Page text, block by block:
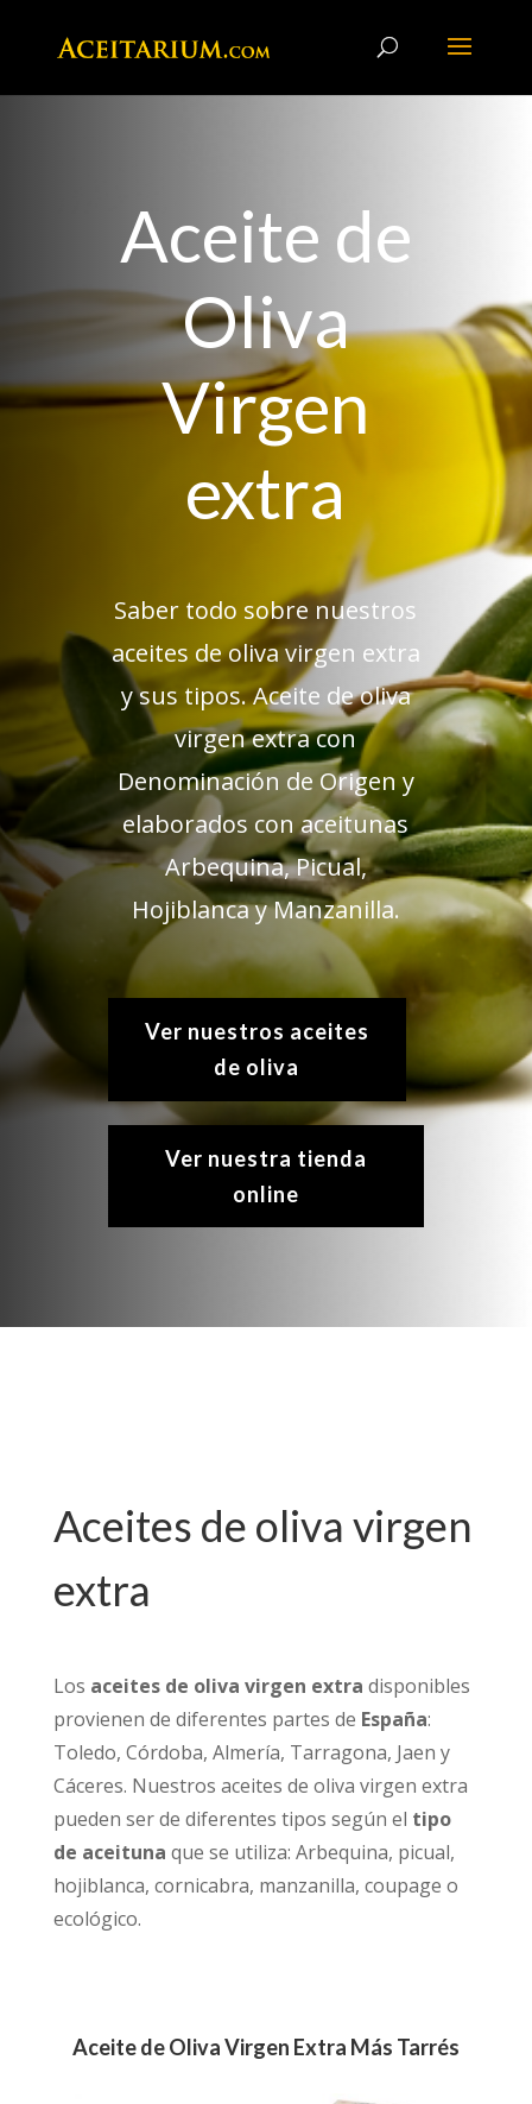
Aceite de
Oliva
Virgen
extra
Saber todo sobre nuestros
aceites de oliva virgen extra
y sus tipos. Aceite de oliva
virgen extra con
Denominación de Origen y
elaborados con aceitunas
Arbequina, Picual,
Hojiblanca y Manzanilla.
Ver nuestros aceites
de oliva
Ver nuestra tienda
online
Aceites de oliva virgen
extra
Los aceites de oliva virgen extra disponibles
provienen de diferentes partes de España:
Toledo, Córdoba, Almería, Tarragona, Jaen y
Cáceres. Nuestros aceites de oliva virgen extra
pueden ser de diferentes tipos según el tipo
de aceituna que se utiliza: Arbequina, picual,
hojiblanca, cornicabra, manzanilla, coupage o
ecológico.
Aceite de Oliva Virgen Extra Más Tarrés